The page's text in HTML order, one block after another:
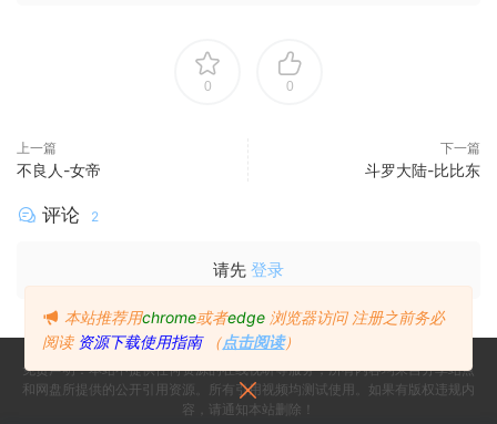
0 0
上一篇
不良人-女帝
下一篇
斗罗大陆-比比东
评论 2
请先 登录
免责声明：本站不提供任何资源的在线视听等服务，所有内容均来自分享站点
和网盘所提供的公开引用资源。所有引用视频均测试使用。如果有版权违规内
容，请通知本站删除！
本站推荐用chrome或者edge 浏览器访问 注册之前务必
阅读 资源下载使用指南 （点击阅读）